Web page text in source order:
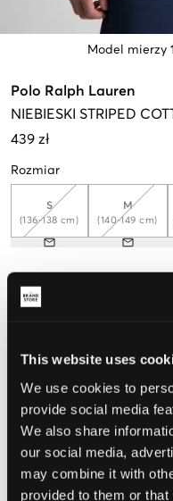
This website uses
We use cookies to
provide social media
We also share
our social media,
may combine it with
provided to them or
Model mierzy
Polo Ralph Lauren
NIEBIESKI STRIPED
439 zł
Rozmiar
S
(136-138 cm)
M
(140-149 cm)
Opinia o rozmiarze
WYBIERZ
Darmowa dostawa od 199
60 dni na zwrot
Szybka wysyłka